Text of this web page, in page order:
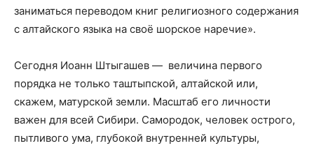
заниматься переводом книг религиозного содержания
с алтайского языка на своё шорское наречие».
Сегодня Иоанн Штыгашев — величина первого
порядка не только таштыпской, алтайской или,
скажем, матурской земли. Масштаб его личности
важен для всей Сибири. Самородок, человек острого,
пытливого ума, глубокой внутренней культуры,